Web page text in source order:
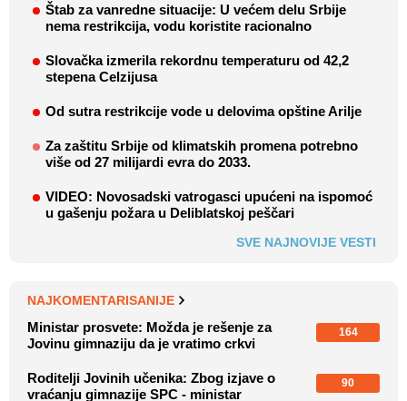
Štab za vanredne situacije: U većem delu Srbije
nema restrikcija, vodu koristite racionalno
Slovačka izmerila rekordnu temperaturu od 42,2
stepena Celzijusa
Od sutra restrikcije vode u delovima opštine Arilje
Za zaštitu Srbije od klimatskih promena potrebno
više od 27 milijardi evra do 2033.
VIDEO: Novosadski vatrogasci upućeni na ispomoć
u gašenju požara u Deliblatskoj peščari
SVE NAJNOVIJE VESTI
NAJKOMENTARISANIJE
Ministar prosvete: Možda je rešenje za
Jovinu gimnaziju da je vratimo crkvi
164
Roditelji Jovinih učenika: Zbog izjave o
vraćanju gimnazije SPC - ministar
90